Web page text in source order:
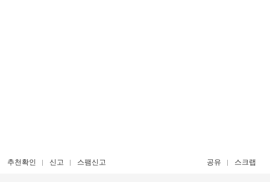
추천확인 신고 스팸신고 공유 스크랩